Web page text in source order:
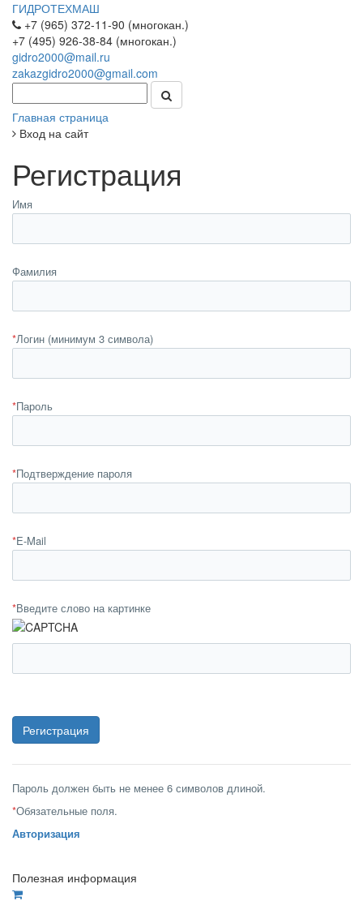
ГИДРОТЕХМАШ
+7 (965) 372-11-90 (многокан.)
+7 (495) 926-38-84 (многокан.)
gidro2000@mail.ru
zakazgidro2000@gmail.com
Главная страница
Вход на сайт
Регистрация
Имя
Фамилия
*Логин (минимум 3 символа)
*Пароль
*Подтверждение пароля
*E-Mail
*Введите слово на картинке
Пароль должен быть не менее 6 символов длиной.
*Обязательные поля.
Авторизация
Полезная информация